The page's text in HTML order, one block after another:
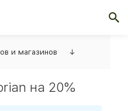
и магазинов ↓
на 20%